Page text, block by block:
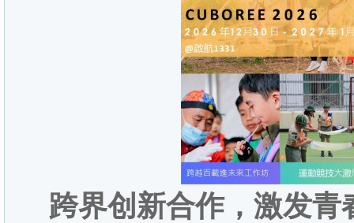
跨界创新合作，激发青